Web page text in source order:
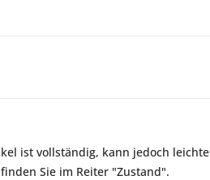
ist vollständig, kann jedoch leichte
Sie im Reiter "Zustand".